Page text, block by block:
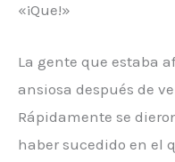
«¡Que!»
La gente que estaba
ansiosa después de
Rápidamente se
haber sucedido en el